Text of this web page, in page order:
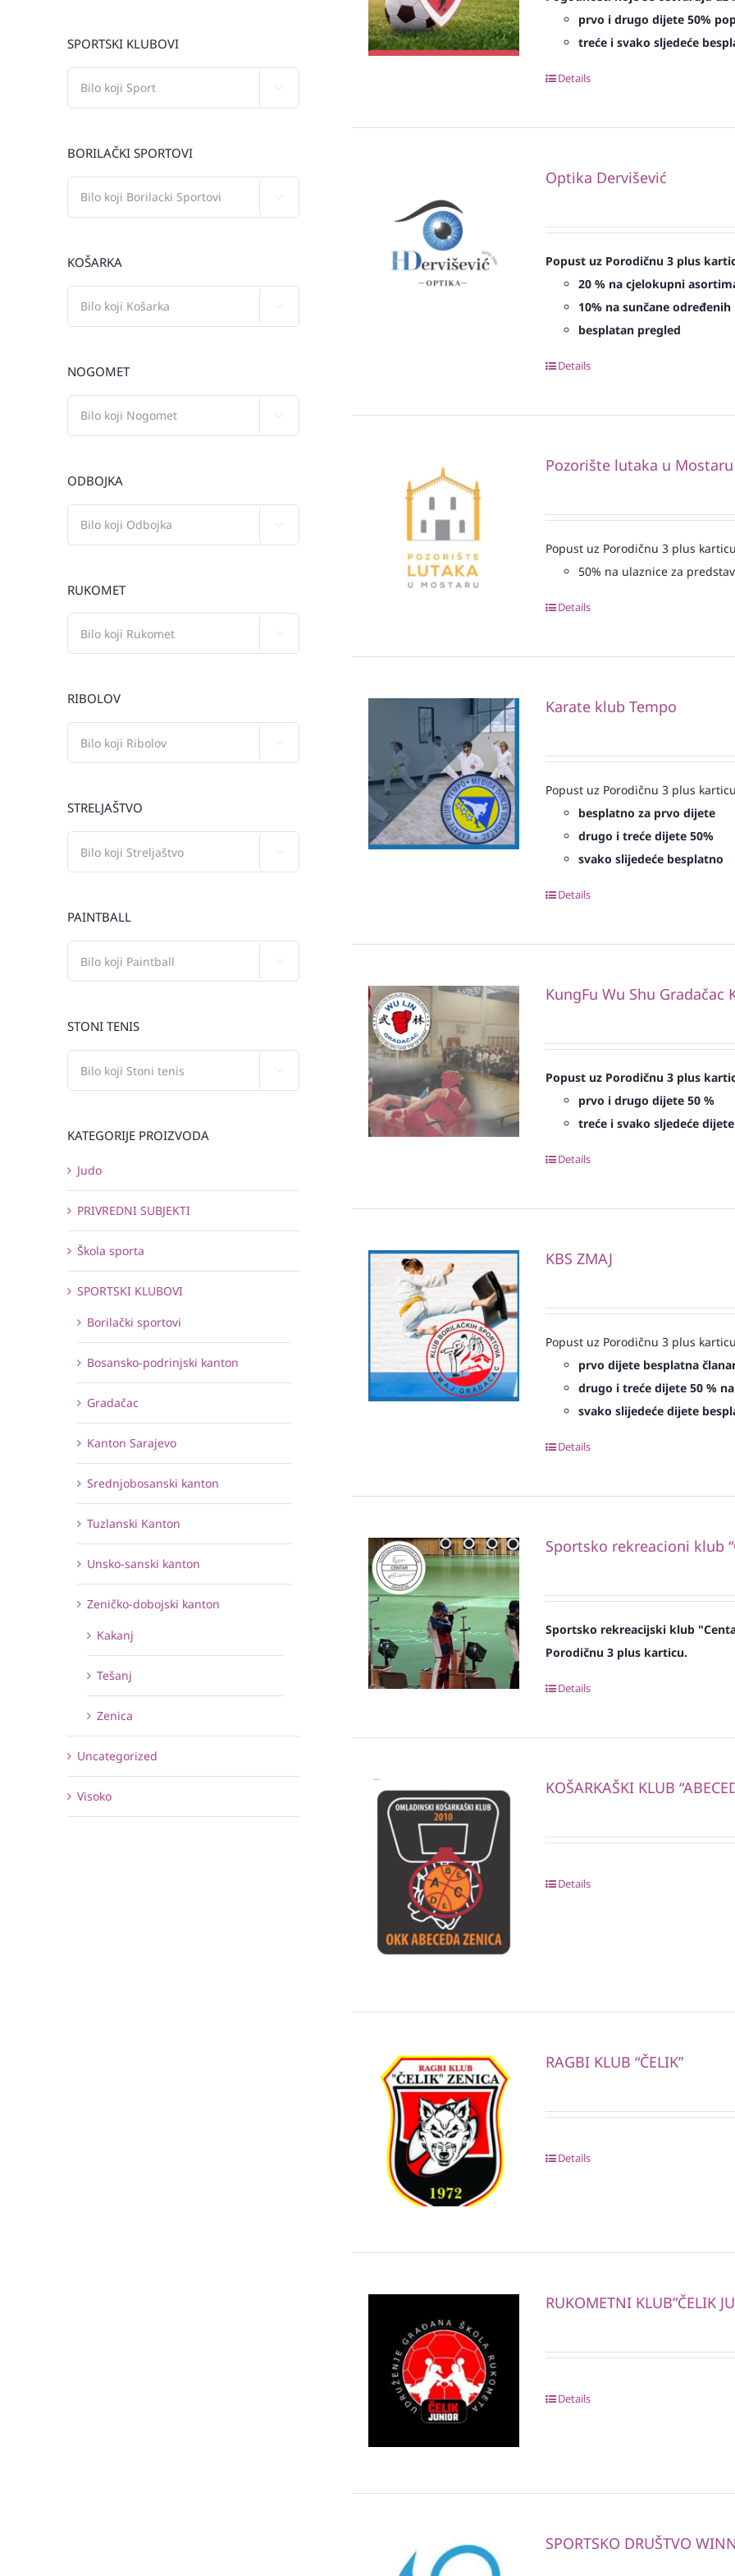
prvo i drugo dijete 50%
treće i svako sljedeće
Details
Optika Dervišević
Popust uz Porodičnu 3 plus
20 % na cjelokupni
10% na sunčane određenih
besplatan pregled
Details
Pozorište lutaka u Mostaru
Popust uz Porodičnu 3 plus
50% na ulaznice za
Details
Karate klub Tempo
Popust uz Porodičnu 3 plus
besplatno za prvo dijete
drugo i treće dijete 50%
svako slijedeće besplatno
Details
KungFu Wu Shu Gradačac
Popust uz Porodičnu 3 plus
prvo i drugo dijete 50 %
treće i svako sljedeće
Details
KBS ZMAJ
Popust uz Porodičnu 3 plus
prvo dijete besplatna
drugo i treće dijete 50 %
svako slijedeće dijete
Details
Sportsko rekreacioni klub
Sportsko rekreacijski klub
Porodičnu 3 plus karticu.
Details
KOŠARKAŠKI KLUB
Details
RAGBI KLUB “ČELIK”
Details
RUKOMETNI KLUB”ČELIK
Details
SPORTSKO DRUŠTVO
SPORTSKI KLUBOVI
BORILAČKI SPORTOVI
KOŠARKA
NOGOMET
ODBOJKA
RUKOMET
RIBOLOV
STRELJAŠTVO
PAINTBALL
STONI TENIS
KATEGORIJE PROIZVODA
Judo
PRIVREDNI SUBJEKTI
Škola sporta
SPORTSKI KLUBOVI
Borilački sportovi
Bosansko-podrinjski kanton
Gradačac
Kanton Sarajevo
Srednjobosanski kanton
Tuzlanski Kanton
Unsko-sanski kanton
Zeničko-dobojski kanton
Kakanj
Tešanj
Zenica
Uncategorized
Visoko